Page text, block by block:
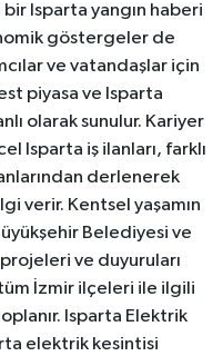
Isparta yangın haberi
göstergeler de
ve vatandaşlar için
piyasa ve Isparta
olarak sunulur. Kariyer
Isparta iş ilanları, farklı
derlenerek
verir. Kentsel yaşamın
Belediyesi ve
projeleri ve duyuruları
İzmir ilçeleri ile ilgili
Isparta Elektrik
elektrik kesintisi